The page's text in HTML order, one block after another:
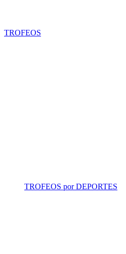
TROFEOS
TROFEOS por DEPORTES